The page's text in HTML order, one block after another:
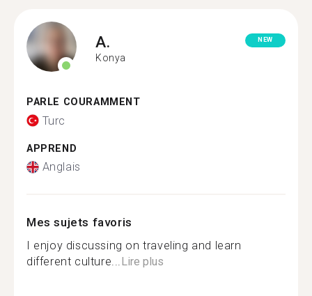
A.
Konya
NEW
PARLE COURAMMENT
Turc
APPREND
Anglais
Mes sujets favoris
I enjoy discussing on traveling and learn
different culture...Lire plus